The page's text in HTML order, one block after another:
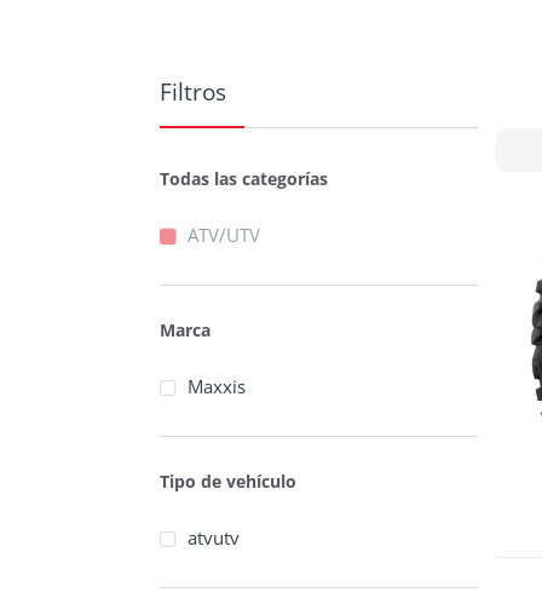
Filtros
Todas las categorías
ATV/UTV
Marca
Maxxis
Tipo de vehículo
atvutv